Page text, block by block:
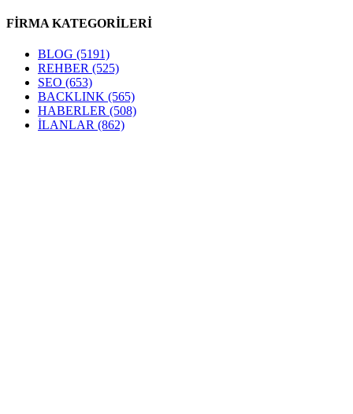
FİRMA KATEGORİLERİ
BLOG (5191)
REHBER (525)
SEO (653)
BACKLINK (565)
HABERLER (508)
İLANLAR (862)